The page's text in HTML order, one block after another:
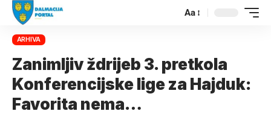
Aa
ARHIVA
Zanimljiv ždrijeb 3. pretkola
Konferencijske lige za Hajduk:
Favorita nema…